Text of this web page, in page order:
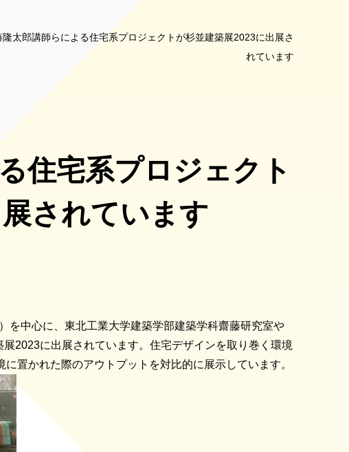
隆太郎講師らによる住宅系プロジェクトが杉並建築展2023に出展さ
れています
住宅系プロジェクト
されています
を中心に、東北工業大学建築学部建築学科齋藤研究室や
2023に出展されています。住宅デザインを取り巻く環境
置かれた際のアウトプットを対比的に展示しています。